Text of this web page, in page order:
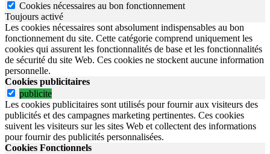
Cookies nécessaires au bon fonctionnement
Toujours activé
Les cookies nécessaires sont absolument indispensables au bon
fonctionnement du site. Cette catégorie comprend uniquement les
cookies qui assurent les fonctionnalités de base et les fonctionnalités
de sécurité du site Web. Ces cookies ne stockent aucune information
personnelle.
Cookies publicitaires
publicite
Les cookies publicitaires sont utilisés pour fournir aux visiteurs des
publicités et des campagnes marketing pertinentes. Ces cookies
suivent les visiteurs sur les sites Web et collectent des informations
pour fournir des publicités personnalisées.
Cookies Fonctionnels